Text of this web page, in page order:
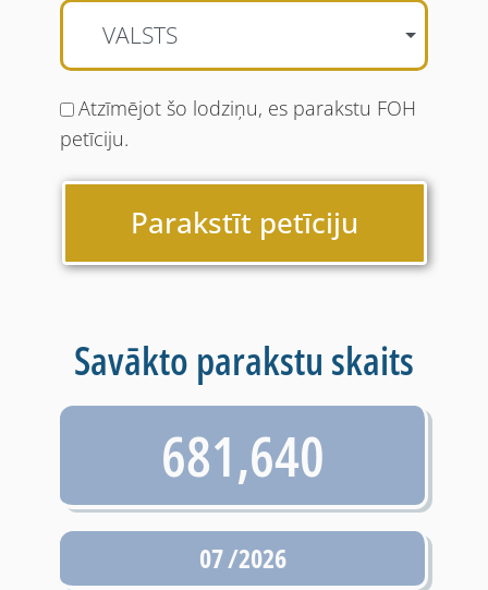
VALSTS
Atzīmējot šo lodziņu, es parakstu FOH
petīciju.
Parakstīt petīciju
Savākto parakstu skaits
681,640
07 /2026